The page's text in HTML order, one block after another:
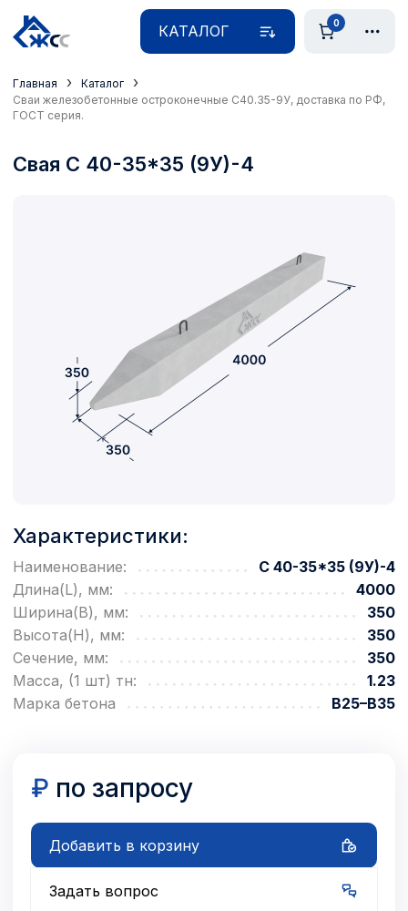
КАТАЛОГ 0
Главная › Каталог ›
Сваи железобетонные остроконечные С40.35-9У, доставка по РФ,
ГОСТ серия.
Свая С 40-35*35 (9У)-4
Характеристики:
Наименование:
С 40-35*35 (9У)-4
Длина(L), мм:
4000
Ширина(B), мм:
350
Высота(H), мм:
350
Сечение, мм:
350
Масса, (1 шт) тн:
1.23
Марка бетона
В25–В35
₽ по запросу
Добавить в корзину
Задать вопрос